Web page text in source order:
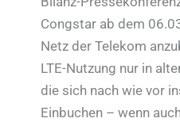
Congstar ab dem
Netz der Telekom
LTE-Nutzung nur in
die sich nach wie vor
Einbuchen – wenn